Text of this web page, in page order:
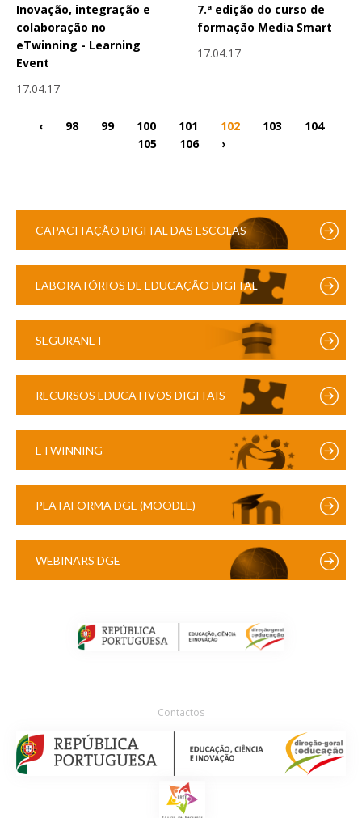
Inovação, integração e
colaboração no
eTwinning - Learning
Event
17.04.17
7.ª edição do curso de
formação Media Smart
17.04.17
‹ 98 99 100 101 102 103
104
105
106 ›
CAPACITAÇÃO DIGITAL DAS ESCOLAS
LABORATÓRIOS DE EDUCAÇÃO DIGITAL
SEGURANET
RECURSOS EDUCATIVOS DIGITAIS
ETWINNING
PLATAFORMA DGE (MOODLE)
WEBINARS DGE
Contactos